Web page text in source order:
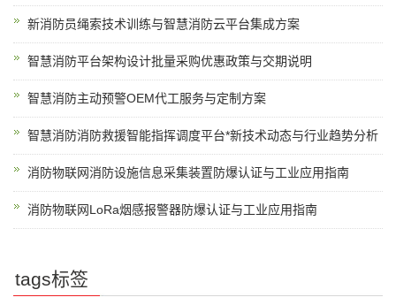
新消防员绳索技术训练与智慧消防云平台集成方案
智慧消防平台架构设计批量采购优惠政策与交期说明
智慧消防主动预警OEM代工服务与定制方案
智慧消防消防救援智能指挥调度平台*新技术动态与行业趋势分析
消防物联网消防设施信息采集装置防爆认证与工业应用指南
消防物联网LoRa烟感报警器防爆认证与工业应用指南
tags标签